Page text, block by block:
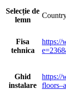
Selecție de
lemn
Fisa
tehnica
https://
Ghid
instalare
https://